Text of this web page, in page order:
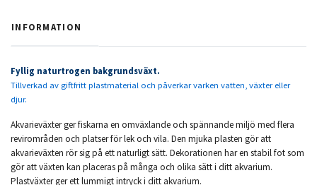
INFORMATION
Fyllig naturtrogen bakgrundsväxt.
Tillverkad av giftfritt plastmaterial och påverkar varken vatten, växter eller
djur.
Akvarieväxter ger fiskarna en omväxlande och spännande miljö med flera
revirområden och platser för lek och vila. Den mjuka plasten gör att
akvarieväxten rör sig på ett naturligt sätt. Dekorationen har en stabil fot som
gör att växten kan placeras på många och olika sätt i ditt akvarium.
Plastväxter ger ett lummigt intryck i ditt akvarium.